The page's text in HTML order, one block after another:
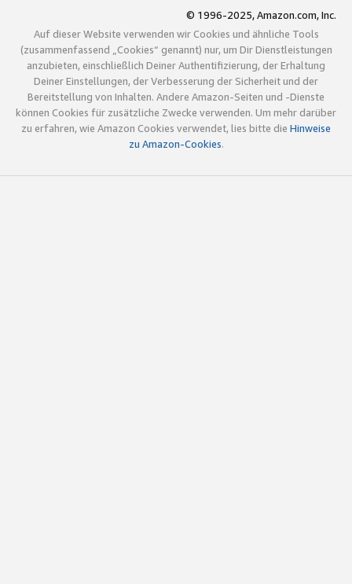
© 1996-2025, Amazon.com, Inc.
Auf dieser Website verwenden wir Cookies und ähnliche Tools
(zusammenfassend „Cookies“ genannt) nur, um Dir Dienstleistungen
anzubieten, einschließlich Deiner Authentifizierung, der Erhaltung
Deiner Einstellungen, der Verbesserung der Sicherheit und der
Bereitstellung von Inhalten. Andere Amazon-Seiten und -Dienste
können Cookies für zusätzliche Zwecke verwenden. Um mehr darüber
zu erfahren, wie Amazon Cookies verwendet, lies bitte die Hinweise
zu Amazon-Cookies.